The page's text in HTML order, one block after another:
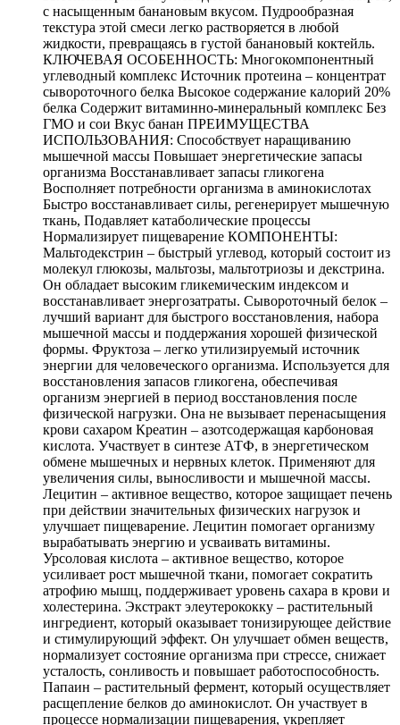
с насыщенным банановым вкусом. Пудрообразная
текстура этой смеси легко растворяется в любой
жидкости, превращаясь в густой банановый коктейль.
КЛЮЧЕВАЯ ОСОБЕННОСТЬ: Многокомпонентный
углеводный комплекс Источник протеина – концентрат
сывороточного белка Высокое содержание калорий 20%
белка Содержит витаминно-минеральный комплекс Без
ГМО и сои Вкус банан ПРЕИМУЩЕСТВА
ИСПОЛЬЗОВАНИЯ: Способствует наращиванию
мышечной массы Повышает энергетические запасы
организма Восстанавливает запасы гликогена
Восполняет потребности организма в аминокислотах
Быстро восстанавливает силы, регенерирует мышечную
ткань, Подавляет катаболические процессы
Нормализирует пищеварение КОМПОНЕНТЫ:
Мальтодекстрин – быстрый углевод, который состоит из
молекул глюкозы, мальтозы, мальтотриозы и декстрина.
Он обладает высоким гликемическим индексом и
восстанавливает энергозатраты. Сывороточный белок –
лучший вариант для быстрого восстановления, набора
мышечной массы и поддержания хорошей физической
формы. Фруктоза – легко утилизируемый источник
энергии для человеческого организма. Используется для
восстановления запасов гликогена, обеспечивая
организм энергией в период восстановления после
физической нагрузки. Она не вызывает перенасыщения
крови сахаром Креатин – азотсодержащая карбоновая
кислота. Участвует в синтезе АТФ, в энергетическом
обмене мышечных и нервных клеток. Применяют для
увеличения силы, выносливости и мышечной массы.
Лецитин – активное вещество, которое защищает печень
при действии значительных физических нагрузок и
улучшает пищеварение. Лецитин помогает организму
вырабатывать энергию и усваивать витамины.
Урсоловая кислота – активное вещество, которое
усиливает рост мышечной ткани, помогает сократить
атрофию мышц, поддерживает уровень сахара в крови и
холестерина. Экстракт элеутерококку – растительный
ингредиент, который оказывает тонизирующее действие
и стимулирующий эффект. Он улучшает обмен веществ,
нормализует состояние организма при стрессе, снижает
усталость, сонливость и повышает работоспособность.
Папаин – растительный фермент, который осуществляет
расщепление белков до аминокислот. Он участвует в
процессе нормализации пищеварения, укрепляет